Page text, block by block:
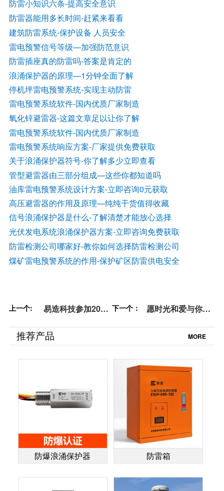
防雷小知识六条-提高安全意识
防雷器能用多长时间-赶紧来看看
建筑防雷系统-保护设备 人员安全
雷电预警信号等级—加强防范意识
防雷插座真的防雷吗-答案是肯定的
浪涌保护器的原理—1分钟全面了解
停机坪雷电预警系统-实现主动防雷
雷电预警系统软件-国内优质厂家制造
氧化锌避雷器-这篇文章足以让你了解
雷电预警系统软件-国内优质厂家制造
雷电预警系统响应方案-厂家提供免费获取
关于浪涌保护器符号-你了解多少立即查看
管型避雷器由三部分组成—这些你都知道吗
油库雷电预警系统设计方案-立即咨询0元获取
高压避雷器的作用及原理—纯纯干货值得收藏
信号浪涌保护器是什么-了解清楚才能放心选择
光伏发电系统浪涌保护器方案-立即咨询免费获取
防雷检测公司哪家好-教你如何选择防雷检测公司
煤矿雷电预警系统的作用-保护矿区防雷供电安全
上一个:
易造科技参加2022
会【易造防雷】
下一个：
愿时光和爱与你同
造防雷】祝您元旦
快乐
推荐产品 MORE
防爆浪涌保护器 防雷箱